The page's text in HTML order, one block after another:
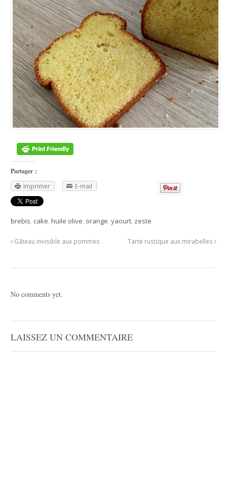
Partager :
Imprimer
E-mail
brebis, cake,huile olive, orange,yaourt, zeste
Gâteau invisible aux pommes Tarte rustique aux mirabelles
No comments yet.
LAISSEZ UN COMMENTAIRE